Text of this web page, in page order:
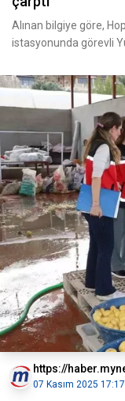
Alınan bilgiye göre,
istasyonunda görevli
https://
07 Kasım 2025 17:17